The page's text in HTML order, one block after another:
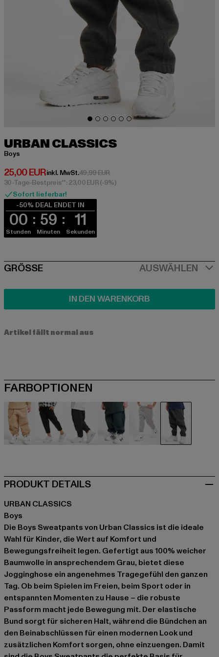
URBAN CLASSICS
Boys
25,00 EUR
Derzeitiger Preis: 25,00 EUR
inkl. MwSt.49,99 EURAktionspreis: 49,99 EUR
30-Tage-Bestpreis**: 23,00 EUR(-9%)
Sofort lieferbar!
-50% DEAL ENDET IN
00
Stunden
59
Minuten
10
Sekunden
SIZE
GRÖSSE AUSWÄHLEN
IN DEN WARENKORB
Artikel fällt normal aus
FARBOPTIONEN
PRODUKT DETAILS
URBAN CLASSICS
Boys
Die Boys Sweatpants von Urban Classics ist die ideale
Wahl für Kinder, die Wert auf Komfort und
Bewegungsfreiheit legen. Gefertigt aus 100% weicher
Baumwolle in ansprechendem Grau, bietet diese
Jogginghose ein angenehmes Tragegefühl den ganzen
Tag. Ob beim Spielen im Freien, beim Sport oder in
entspannten Momenten zu Hause – die robuste
Passform macht jede Bewegung mit. Der elastische
Bund sorgt für sicheren Halt, während die Bündchen an
den Beinabschlüssen für einen modernen Look und
zusätzlichen Komfort sorgen, ohne einzuengen. Damit